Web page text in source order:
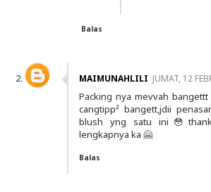
Balas
MAIMUNAHLILI JUMAT, 12
Packing nya mevvah
cangtipp² bangett,jdii
blush yng satu
lengkapnya ka 🤗
Balas